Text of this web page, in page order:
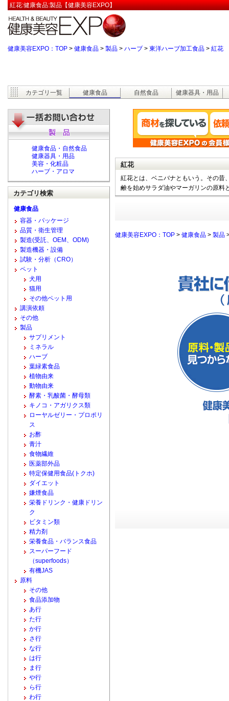
紅花:健康食品:製品【健康美容EXPO】
健康美容EXPO：TOP > 健康食品 > 製品 > ハーブ > 東洋ハーブ加工食品 > 紅花
カテゴリ一覧 健康食品 自然食品 健康器具・用品
紅花
紅花とは、ベニバナともいう。その昔
鹸を始めサラダ油やマーガリンの原料
健康美容EXPO：TOP > 健康食品 > 製品
健康食品・自然食品
健康器具・用品
美容・化粧品
ハーブ・アロマ
カテゴリ検索
健康食品
容器・パッケージ
品質・衛生管理
製造(受託、OEM、ODM)
製造機器・設備
試験・分析（CRO）
ペット
犬用
猫用
その他ペット用
講演依頼
その他
製品
サプリメント
ミネラル
ハーブ
葉緑素食品
植物由来
動物由来
酵素・乳酸菌・酵母類
キノコ・アガリクス類
ローヤルゼリー・プロポリ
ス
お酢
青汁
食物繊維
医薬部外品
特定保健用食品(トクホ)
ダイエット
嫌煙食品
栄養ドリンク・健康ドリン
ク
ビタミン類
精力剤
栄養食品・バランス食品
スーパーフード
（superfoods）
有機JAS
原料
その他
食品添加物
あ行
た行
か行
さ行
な行
は行
ま行
や行
ら行
わ行